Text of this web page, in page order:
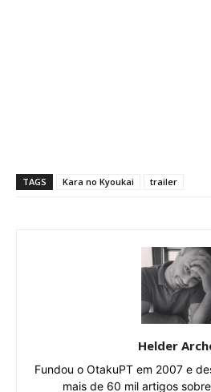
TAGS Kara no Kyoukai trailer
Helder
Fundou o OtakuPT em 2007 e
mais de 60 mil artigos